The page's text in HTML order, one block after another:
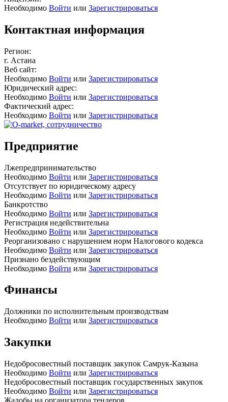
Необходимо Войти или Зарегистрироваться
Контактная информация
Регион:
г. Астана
Веб сайт:
Необходимо Войти или Зарегистрироваться
Юридический адрес:
Необходимо Войти или Зарегистрироваться
Фактический адрес:
Необходимо Войти или Зарегистрироваться
Предприятие
Лжепредпринимательство
Необходимо Войти или Зарегистрироваться
Отсутствует по юридическому адресу
Необходимо Войти или Зарегистрироваться
Банкротство
Необходимо Войти или Зарегистрироваться
Регистрация недействительна
Необходимо Войти или Зарегистрироваться
Реорганизовано с нарушением норм Налогового кодекса
Необходимо Войти или Зарегистрироваться
Признано бездействующим
Необходимо Войти или Зарегистрироваться
Финансы
Должники по исполнительным производствам
Необходимо Войти или Зарегистрироваться
Закупки
Недобросовестный поставщик закупок Самрук-Казына
Необходимо Войти или Зарегистрироваться
Недобросовестный поставщик государственных закупок
Необходимо Войти или Зарегистрироваться